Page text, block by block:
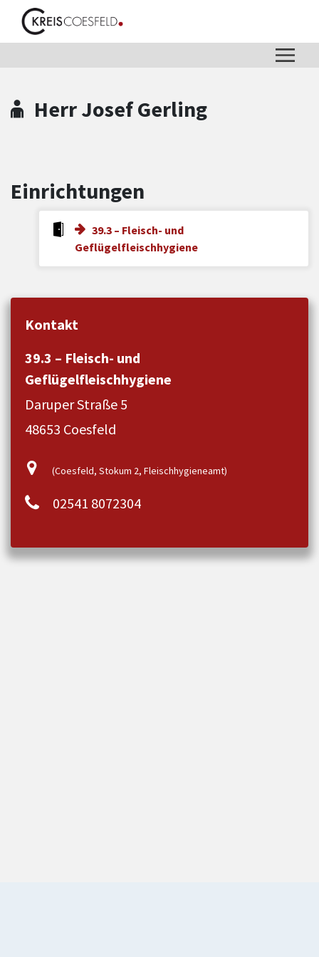
Zum Header
Zum Hauptinhalt
Zum Footer
Zum Hauptinhalt springen
Herr Josef Gerling
Einrichtungen
39.3 – Fleisch- und
Geflügelfleischhygiene
Kontakt
39.3 – Fleisch- und
Geflügelfleischhygiene
Daruper Straße 5
48653 Coesfeld
(Coesfeld, Stokum 2, Fleischhygieneamt)
02541 8072304